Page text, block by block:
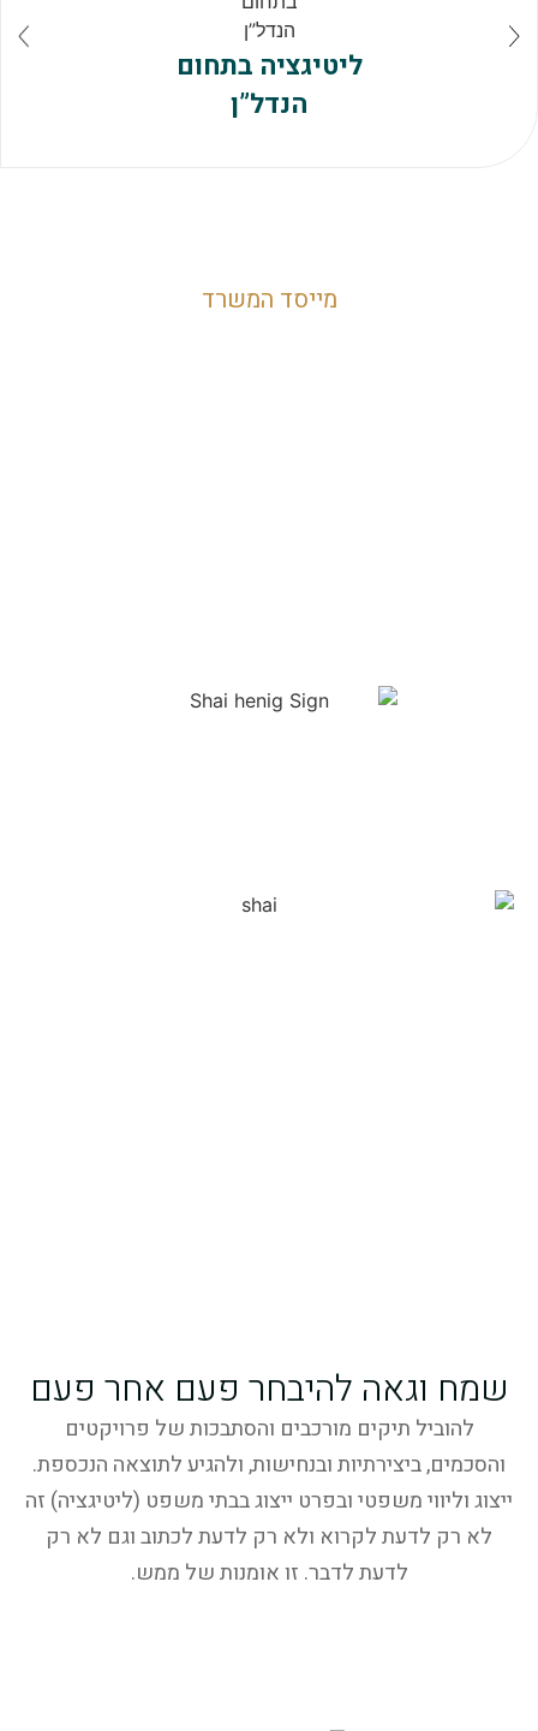
ליטיגציה בתחום
הנדל”ן
מייסד המשרד
שמח וגאה להיבחר פעם אחר פעם
להוביל תיקים מורכבים והסתבכות של פרויקטים
והסכמים, ביצירתיות ובנחישות, ולהגיע לתוצאה הנכספת.
ייצוג וליווי משפטי ובפרט ייצוג בבתי משפט (ליטיגציה) זה
לא רק לדעת לקרוא ולא רק לדעת לכתוב וגם לא רק
לדעת לדבר. זו אומנות של ממש.